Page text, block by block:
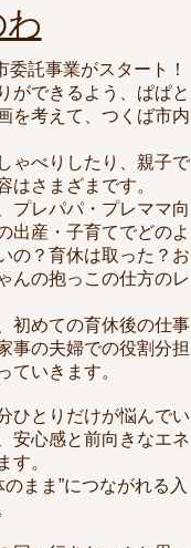
託事業がスタート！
ができるよう、ぱぱと
を考えて、つくば市内
ゃべりしたり、親子で
はさまざまです。
プレパパ・プレママ向
出産・子育てでどのよ
の？育休は取った？お
んの抱っこの仕方のレ
初めての育休後の仕事
事の夫婦での役割分担
ていきます。
ひとりだけが悩んでい
安心感と前向きなエネ
す。
まま”につながれる入